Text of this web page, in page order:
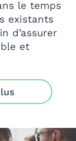
le temps
existants
d’assurer
et